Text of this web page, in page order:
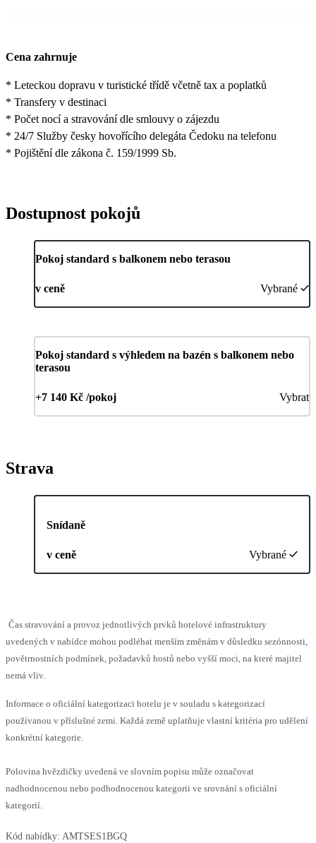
Cena zahrnuje
* Leteckou dopravu v turistické třídě včetně tax a poplatků
* Transfery v destinaci
* Počet nocí a stravování dle smlouvy o zájezdu
* 24/7 Služby česky hovořícího delegáta Čedoku na telefonu
* Pojištění dle zákona č. 159/1999 Sb.
Dostupnost pokojů
Pokoj standard s balkonem nebo terasou
v ceně Vybrané
Pokoj standard s výhledem na bazén s balkonem nebo
terasou
+7 140 Kč /pokoj Vybrat
Strava
Snídaně
v ceně Vybrané
Čas stravování a provoz jednotlivých prvků hotelové infrastruktury
uvedených v nabídce mohou podléhat menším změnám v důsledku sezónnosti,
povětrnostních podmínek, požadavků hostů nebo vyšší moci, na které majitel
nemá vliv.
Informace o oficiální kategorizaci hotelu je v souladu s kategorizací
používanou v příslušné zemi. Každá země uplatňuje vlastní kritéria pro udělení
konkrétní kategorie.
Polovina hvězdičky uvedená ve slovním popisu může označovat
nadhodnocenou nebo podhodnocenou kategorii ve srovnání s oficiální
kategorií.
Kód nabídky: AMTSES1BGQ